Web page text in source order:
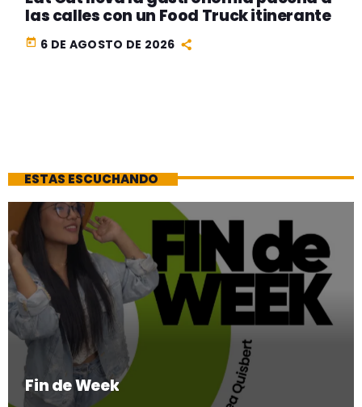
las calles con un Food Truck itinerante
today 6 DE AGOSTO DE 2026
ESTAS ESCUCHANDO
Fin de Week